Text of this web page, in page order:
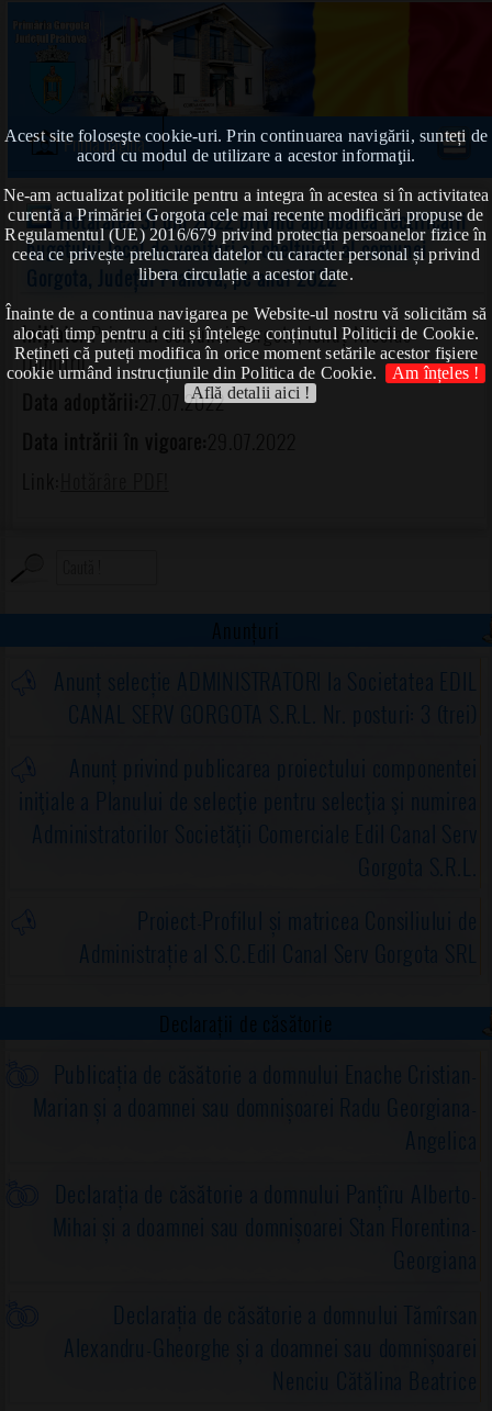
Acest site foloseşte cookie-uri. Prin continuarea navigării, sunteți de
acord cu modul de utilizare a acestor informaţii.
Ne-am actualizat politicile pentru a integra în acestea si în activitatea
curentă a Primăriei Gorgota cele mai recente modificări propuse de
Regulamentul (UE) 2016/679 privind protecția persoanelor fizice în
ceea ce privește prelucrarea datelor cu caracter personal și privind
libera circulație a acestor date.
Înainte de a continua navigarea pe Website-ul nostru vă solicităm să
alocați timp pentru a citi și înțelege conținutul Politicii de Cookie.
Rețineți că puteți modifica în orice moment setările acestor fişiere
cookie urmând instrucțiunile din Politica de Cookie.
Am înțeles !
Află detalii aici !
Prima pagină
Hotărârea 31 din 2022 privind aprobarea rectificării
bugetului local de venituri și cheltuieli al comunei
Gorgota, Județul Prahova, pe anul 2022
Inițiator:Primarul comunei Gorgota, Ionuț Nicolae-
Dumitru
27.07.2022
Anunțuri
Anunț selecție ADMINISTRATORI la Societatea EDIL
CANAL SERV GORGOTA S.R.L. Nr. posturi: 3 (trei)
Anunț privind publicarea proiectului componentei
iniţiale a Planului de selecţie pentru selecţia şi numirea
Administratorilor Societăţii Comerciale Edil Canal Serv
Gorgota S.R.L.
Proiect-Profilul și matricea Consiliului de
Administrație al S.C.Edil Canal Serv Gorgota SRL
Declarații de căsătorie
Publicația de căsătorie a domnului Enache Cristian-
Marian și a doamnei sau domnișoarei Radu Georgiana-
Angelica
Declarația de căsătorie a domnului Panțîru Alberto-
Mihai și a doamnei sau domnișoarei Stan Florentina-
Georgiana
Declarația de căsătorie a domnului Tămîrsan
Alexandru-Gheorghe și a doamnei sau domnișoarei
Nenciu Cătălina Beatrice